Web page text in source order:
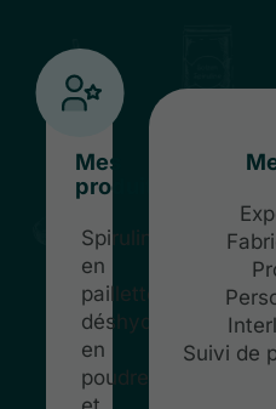
Mes
produits
Spirulines
en
paillettes
déshydratées,
en
poudres
Suivi de